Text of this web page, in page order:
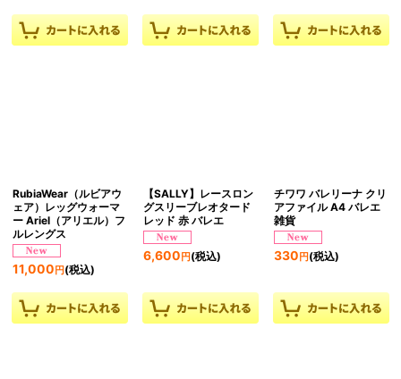
RubiaWear（ルビアウ
ェア）レッグウォーマ
ー Ariel（アリエル）フ
ルレングス
11,000 円 (税込)
【SALLY】レースロン
グスリーブレオタード
レッド 赤 バレエ
6,600 円(税込)
チワワ バレリーナ クリ
アファイル A4 バレエ
雑貨
330 円(税込)